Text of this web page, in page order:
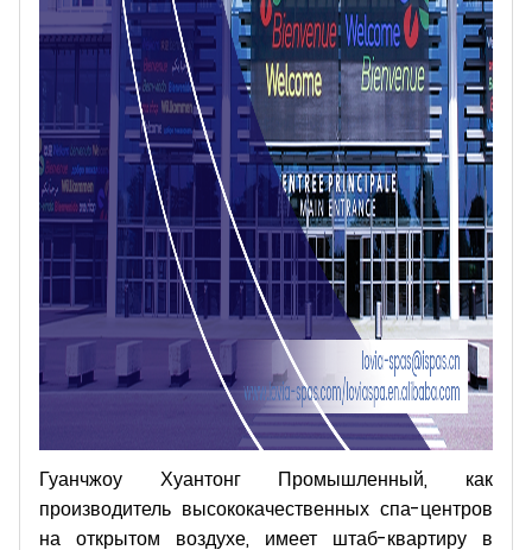
Гуанчжоу Хуантонг Промышленный, как
производитель высококачественных спа-центров
на открытом воздухе, имеет штаб-квартиру в